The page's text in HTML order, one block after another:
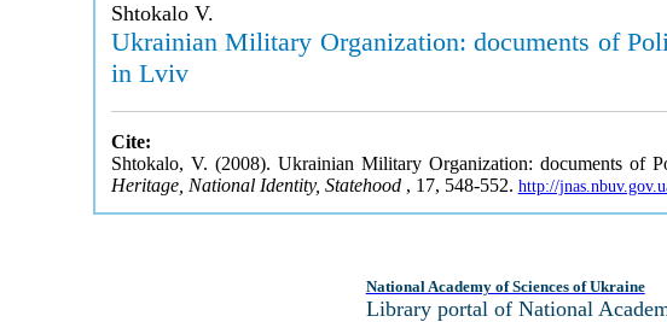
Shtokalo V.
Ukrainian Military Organization: documents of
in Lviv
Cite:
Shtokalo, V. (2008). Ukrainian Military Organization: documents of
Heritage, National Identity, Statehood , 17, 548-552. http://
National Academy of Sciences of Ukraine
Library portal of National